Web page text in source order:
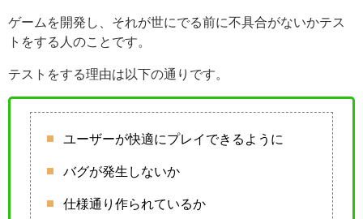
ゲームを開発し、それが世にでる前に不具合がないかテス
トをする人のことです。
テストをする理由は以下の通りです。
ユーザーが快適にプレイできるように
バグが発生しないか
仕様通り作られているか